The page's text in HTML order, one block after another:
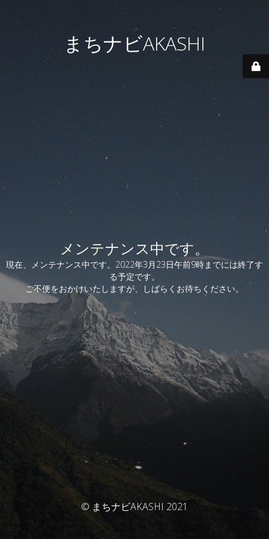
まちナビAKASHI
メンテナンス中です。
現在、メンテナンス中です。2022年3月23日午前9時までには終了す
る予定です。
ご不便をおかけいたしますが、しばらくお待ちください。
© まちナビAKASHI 2021